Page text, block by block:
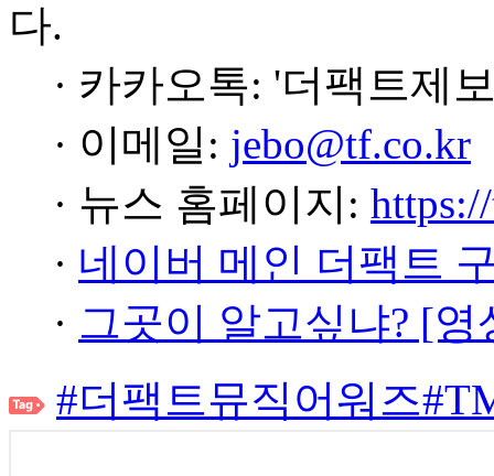
다.
· 카카오톡: '더팩트제
· 이메일: jebo@tf.co.kr
· 뉴스 홈페이지:
· 네이버 메인 더팩트
· 그곳이 알고싶냐? [
#더팩트뮤직어워즈